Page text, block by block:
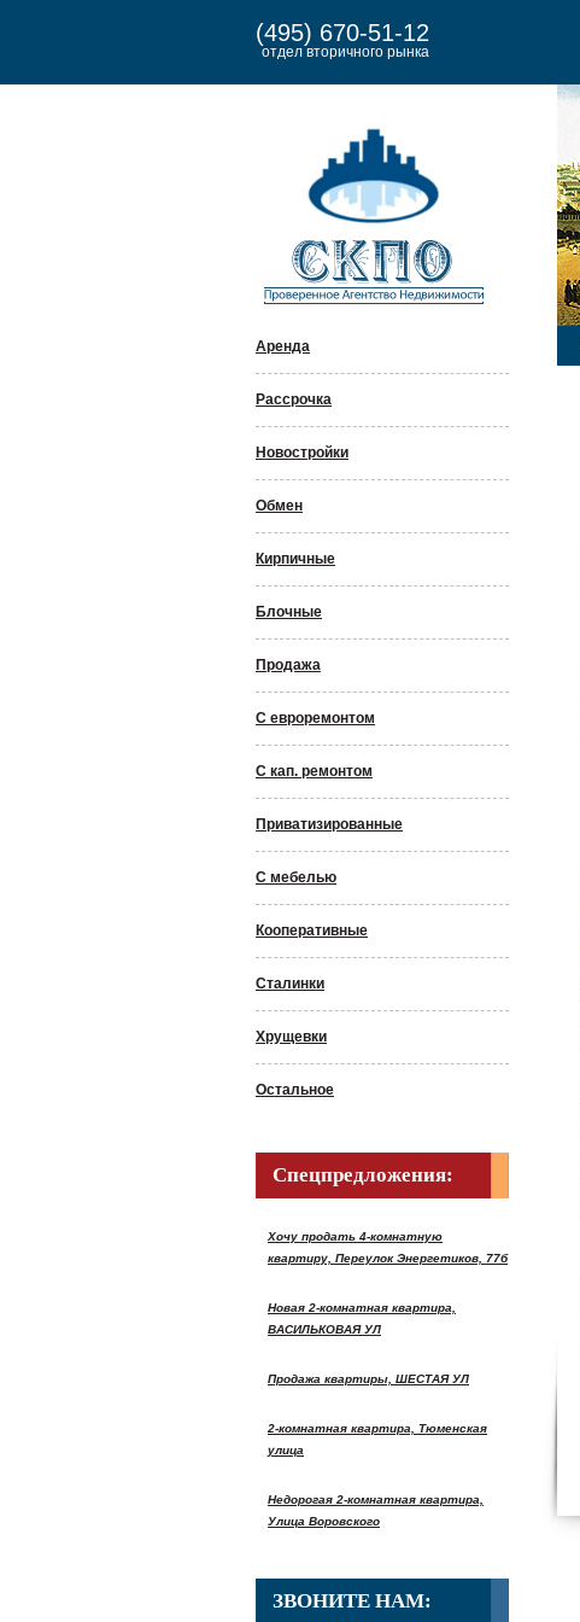
(495) 670-51-12
отдел вторичного рынка
Аренда
Рассрочка
Новостройки
Обмен
Кирпичные
Блочные
Продажа
С евроремонтом
С кап. ремонтом
Приватизированные
С мебелью
Кооперативные
Сталинки
Хрущевки
Остальное
Спецпредложения:
Хочу продать 4-комнатную
квартиру, Переулок Энергетиков, 77б
Новая 2-комнатная квартира,
ВАСИЛЬКОВАЯ УЛ
Продажа квартиры, ШЕСТАЯ УЛ
2-комнатная квартира, Тюменская
улица
Недорогая 2-комнатная квартира,
Улица Воровского
ЗВОНИТЕ НАМ: